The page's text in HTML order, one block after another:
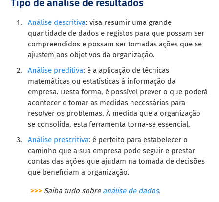
Tipo de análise de resultados
Análise descritiva: visa resumir uma grande
quantidade de dados e registos para que possam ser
compreendidos e possam ser tomadas ações que se
ajustem aos objetivos da organização.
Análise preditiva: é a aplicação de técnicas
matemáticas ou estatísticas à informação da
empresa. Desta forma, é possível prever o que poderá
acontecer e tomar as medidas necessárias para
resolver os problemas. À medida que a organização
se consolida, esta ferramenta torna-se essencial.
Análise prescritiva: é perfeito para estabelecer o
caminho que a sua empresa pode seguir e prestar
contas das ações que ajudam na tomada de decisões
que beneficiam a organização.
>>> Saiba tudo sobre análise de dados.